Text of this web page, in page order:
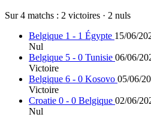
Sur 4 matchs : 2 victoires · 2 nuls
Belgique 1 - 1 Égypte 15/06/
Nul
Belgique 5 - 0 Tunisie 06/06/
Victoire
Belgique 6 - 0 Kosovo 05/06/
Victoire
Croatie 0 - 0 Belgique 02/06/
Nul